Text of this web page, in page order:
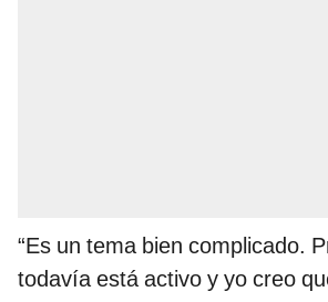
“Es un tema bien complicado.
todavía está activo y yo creo